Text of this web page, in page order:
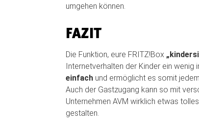
umgehen können.
FAZIT
Die Funktion, eure FRITZ!Box
Internetverhalten der Kinder ein wenig
einfach und ermöglicht es somit
Auch der Gastzugang kann so mit
Unternehmen AVM wirklich etwas
gestalten.